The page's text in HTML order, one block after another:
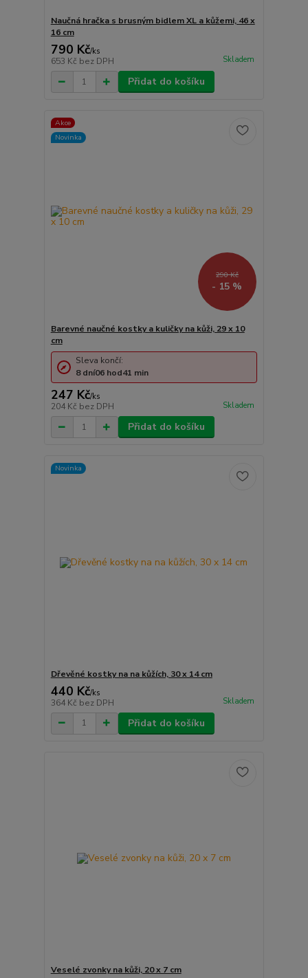
Naučná hračka s brusným bidlem XL a kůžemi, 46 x
16 cm
790 Kč/ks
653 Kč bez DPH Skladem
Přidat do košíku
Akce
Novinka
290 Kč
- 15 %
Barevné naučné kostky a kuličky na kůži, 29 x 10
cm
247 Kč/ks
204 Kč bez DPH Skladem
Sleva končí:
8 dní06 hod41 min
Přidat do košíku
Novinka
Dřevěné kostky na na kůžích, 30 x 14 cm
440 Kč/ks
364 Kč bez DPH Skladem
Přidat do košíku
Veselé zvonky na kůži, 20 x 7 cm